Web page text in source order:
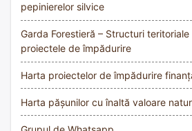
pepinierelor silvice
Garda Forestieră – Structuri
proiectele de împădurire
Harta proiectelor de împădurire
Harta pășunilor cu înaltă valoare